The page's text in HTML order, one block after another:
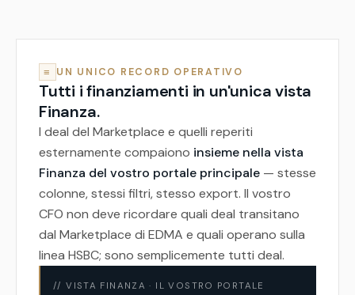
≡ UN UNICO RECORD OPERATIVO
Tutti i finanziamenti in un'unica vista
Finanza.
I deal del Marketplace e quelli reperiti
esternamente compaiono insieme nella vista
Finanza del vostro portale principale — stesse
colonne, stessi filtri, stesso export. Il vostro
CFO non deve ricordare quali deal transitano
dal Marketplace di EDMA e quali operano sulla
linea HSBC; sono semplicemente tutti deal.
// VISTA FINANZA · IL VOSTRO PORTALE